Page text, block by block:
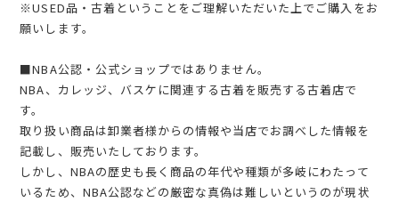
※USED品・古着ということをご理解いただいた上でご購入をお
願いします。
■NBA公認・公式ショップではありません。
NBA、カレッジ、バスケに関連する古着を販売する古着店で
す。
取り扱い商品は卸業者様からの情報や当店でお調べした情報を
記載し、販売いたしております。
しかし、NBAの歴史も長く商品の年代や種類が多岐にわたって
いるため、NBA公認などの厳密な真偽は難しいというのが現状